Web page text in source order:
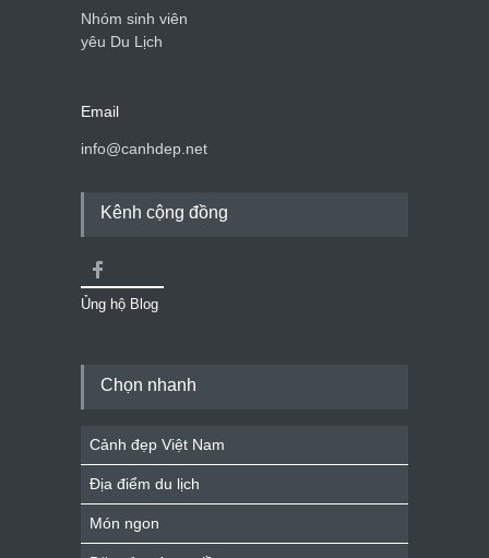
Nhóm sinh viên
yêu Du Lịch
Email
info@canhdep.net
Kênh cộng đồng
Ủng hộ Blog
Chọn nhanh
Cảnh đẹp Việt Nam
Địa điểm du lịch
Món ngon